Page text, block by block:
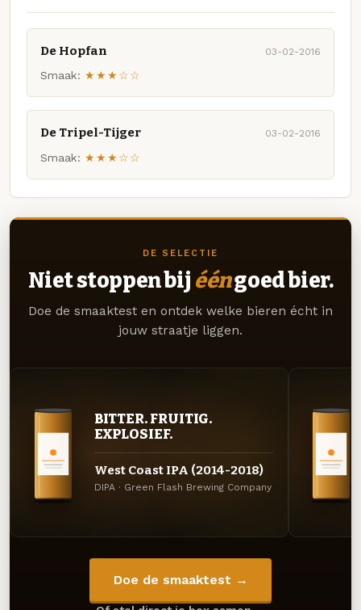
De Hopfan 03-02-2016
Smaak: ★★★☆☆
De Tripel-Tijger 03-02-2016
Smaak: ★★★☆☆
DE SELECTIE
Niet stoppen bij ééngoed bier.
Doe de smaaktest en ontdek welke bieren écht in
jouw straatje liggen.
BITTER. FRUITIG.
EXPLOSIEF.
West Coast IPA (2014-2018)
DIPA · Green Flash Brewing Company
Doe de smaaktest →